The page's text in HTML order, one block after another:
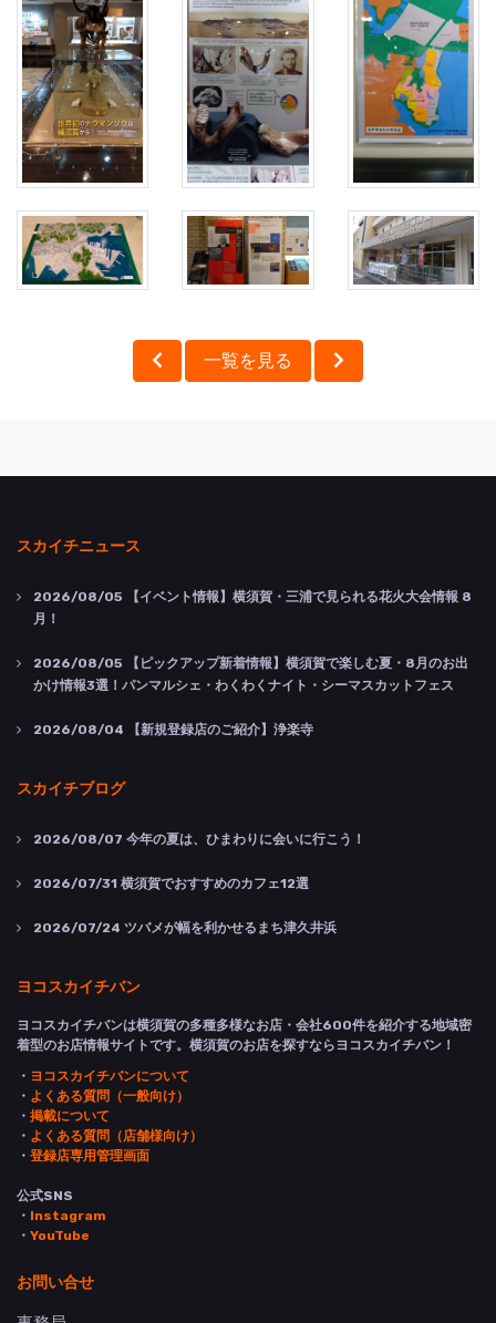
一覧を見る
スカイチニュース
2026/08/05 【イベント情報】横須賀・三浦で見られる花火大会情報 8
月！
2026/08/05 【ピックアップ新着情報】横須賀で楽しむ夏・8月のお出
かけ情報3選！パンマルシェ・わくわくナイト・シーマスカットフェス
2026/08/04 【新規登録店のご紹介】浄楽寺
スカイチブログ
2026/08/07 今年の夏は、ひまわりに会いに行こう！
2026/07/31 横須賀でおすすめのカフェ12選
2026/07/24 ツバメが幅を利かせるまち津久井浜
ヨコスカイチバン
ヨコスカイチバンは横須賀の多種多様なお店・会社600件を紹介する地域密
着型のお店情報サイトです。横須賀のお店を探すならヨコスカイチバン！
・ ヨコスカイチバンについて
・ よくある質問（一般向け）
・ 掲載について
・ よくある質問（店舗様向け）
・ 登録店専用管理画面
公式SNS
・ Instagram
・ YouTube
お問い合せ